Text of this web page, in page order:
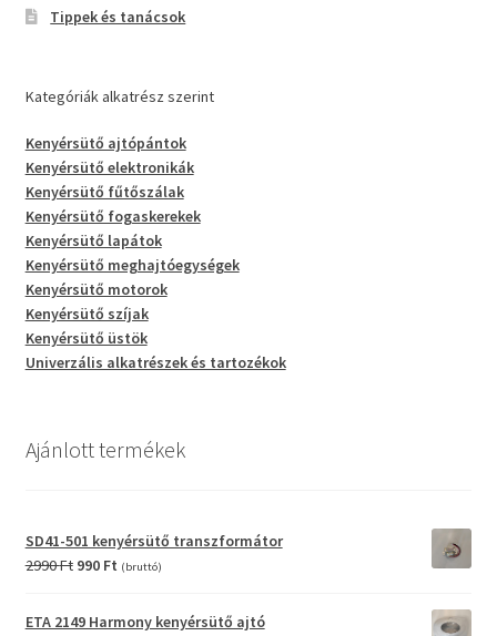
Tippek és tanácsok
Kategóriák alkatrész szerint
Kenyérsütő ajtópántok
Kenyérsütő elektronikák
Kenyérsütő fűtőszálak
Kenyérsütő fogaskerekek
Kenyérsütő lapátok
Kenyérsütő meghajtóegységek
Kenyérsütő motorok
Kenyérsütő szíjak
Kenyérsütő üstök
Univerzális alkatrészek és tartozékok
Ajánlott termékek
SD41-501 kenyérsütő transzformátor
2990Ft Original
was:
990 FtCurrent
(bruttó)
ETA 2149 Harmony kenyérsütő ajtó